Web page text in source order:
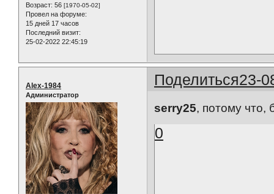
Возраст: 56 [1970-05-02]
Провел на форуме:
15 дней 17 часов
Последний визит:
25-02-2022 22:45:19
Поделиться23-
Alex-1984
Администратор
serry25, потому что,
0